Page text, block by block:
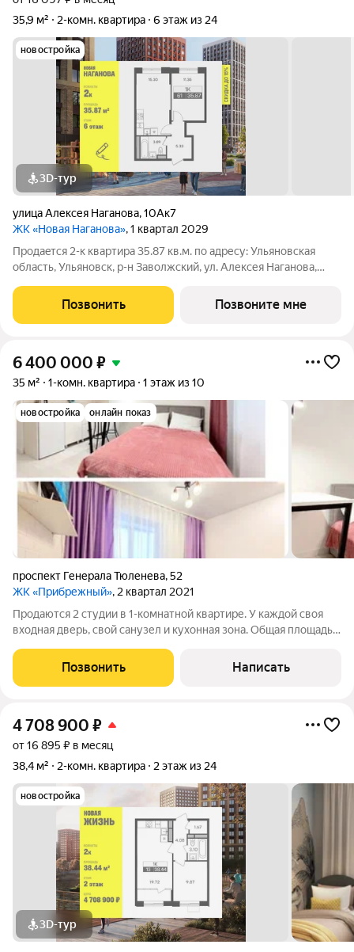
35,9 м²
2-комн. квартира 6 этаж из 24
новостройка
3D-тур
улица Алексея Наганова,10Ак7
ЖК «Новая Наганова», 1 квартал 2029
Продаeтся 2-к квартира 35.87 кв.м. пo адpесу: Ульяновская
область, Ульяновск, р-н Заволжский, ул. Алексея Наганова,
ипoтечным прогрaммaм. Прямая продажа от застройщика ГК
«Новая». Преимущества:
Позвонить Позвоните мне
6 400 000 ₽
35 м² 1-комн. квартира 1 этаж из 10
новостройка онлайн показ
проспект Генерала Тюленева,52
ЖК «Прибрежный», 2 квартал 2021
Продаются 2 студии в 1-комнатной квартире. У каждой своя
входная дверь, свой санузел и кухонная зона. Общая площадь 1
витражными окнами и теплым полом. В каждой студии
имеется
Позвонить Написать
4 708 900 ₽
от 16 895 ₽ в месяц
38,4 м²
2-комн. квартира 2 этаж из 24
новостройка
3D-тур